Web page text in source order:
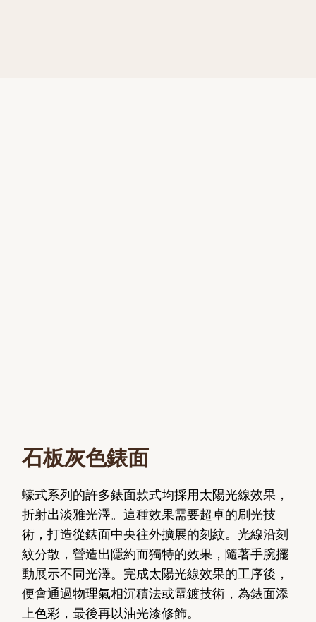
石板灰色錶面
蠔式系列的許多錶面款式均採用太陽光線效果，
折射出淡雅光澤。這種效果需要超卓的刷光技
術，打造從錶面中央往外擴展的刻紋。光線沿刻
紋分散，營造出隱約而獨特的效果，隨著手腕擺
動展示不同光澤。完成太陽光線效果的工序後，
便會通過物理氣相沉積法或電鍍技術，為錶面添
上色彩，最後再以油光漆修飾。